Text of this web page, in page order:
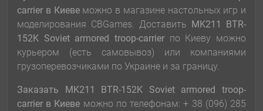
carrier в Киевеможно в магазине настольных игр и
моделирования CBGames. Доставить MK211 BTR-
152K Soviet armored troop-carrier по Киеву можно
курьером (есть самовывоз) или компаниями
грузоперевозчиками по Украине и за границу.
Заказать MK211 BTR-152K Soviet armored troop-
carrier в Киеве можно по телефонам: + 38 (096) 285